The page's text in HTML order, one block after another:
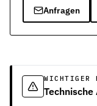
Anfragen
WICHTIGER